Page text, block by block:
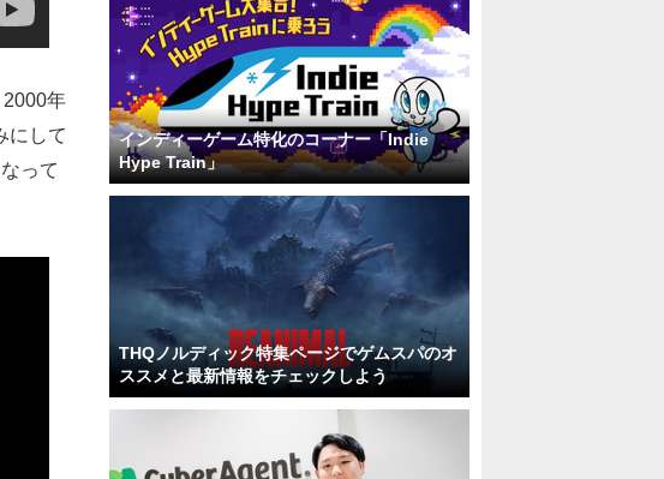
2000年
にして
って
インディーゲーム特化のコーナー「Indie
Hype Train」
THQノルディック特集ページでゲムスパのオ
ススメと最新情報をチェックしよう